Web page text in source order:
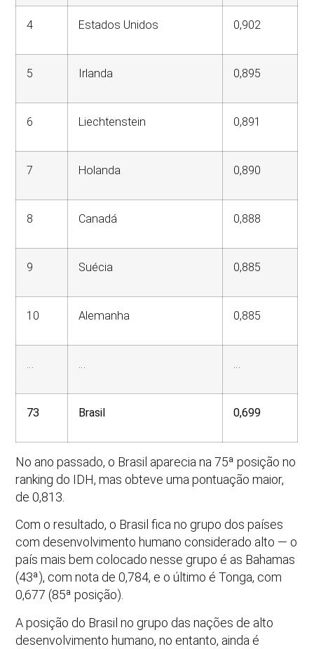
4 Estados Unidos 0,902
5 Irlanda 0,895
6 Liechtenstein 0,891
7 Holanda 0,890
8 Canadá 0,888
9 Suécia 0,885
10 Alemanha 0,885
73 Brasil 0,699
No ano passado, o Brasil aparecia na 75ª posição no
ranking do IDH, mas obteve uma pontuação maior,
de 0,813.
Com o resultado, o Brasil fica no grupo dos países
com desenvolvimento humano considerado alto — o
país mais bem colocado nesse grupo é as Bahamas
(43ª), com nota de 0,784, e o último é Tonga, com
0,677 (85ª posição).
A posição do Brasil no grupo das nações de alto
desenvolvimento humano, no entanto, ainda é